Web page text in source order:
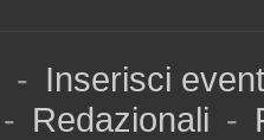
- Inserisci
- Redazionali -